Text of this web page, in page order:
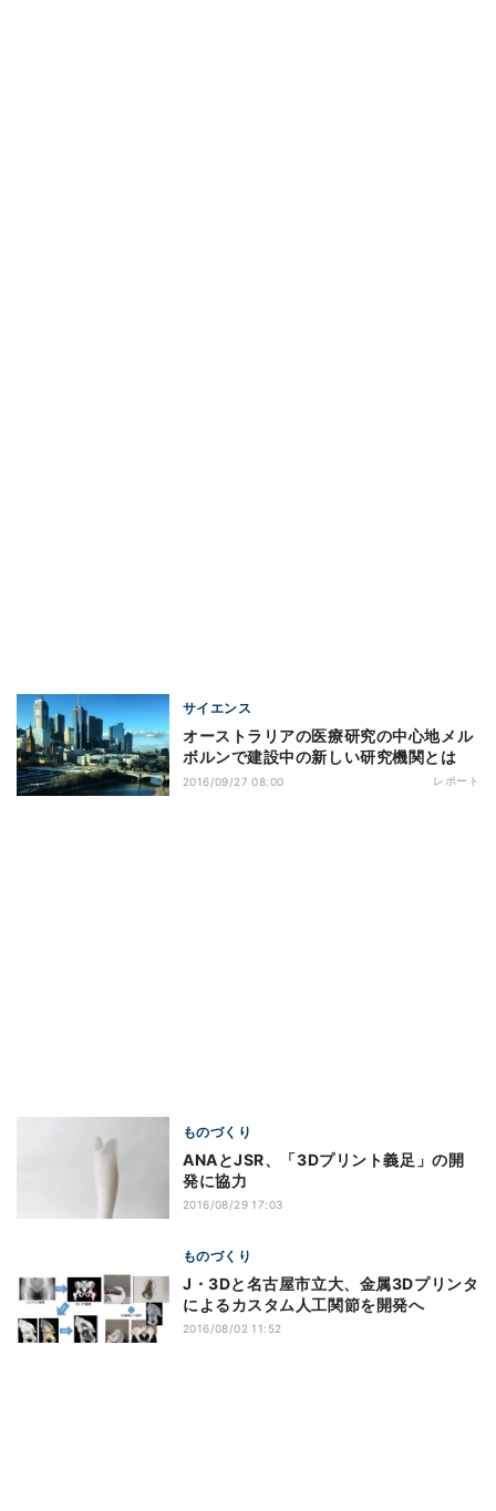
サイエンス
オーストラリアの医療研究の中心地メル
ボルンで建設中の新しい研究機関とは
2016/09/27 08:00 レポート
ものづくり
ANAとJSR、「3Dプリント義足」の開
発に協力
2016/08/29 17:03
ものづくり
J・3Dと名古屋市立大、金属3Dプリンタ
によるカスタム人工関節を開発へ
2016/08/02 11:52